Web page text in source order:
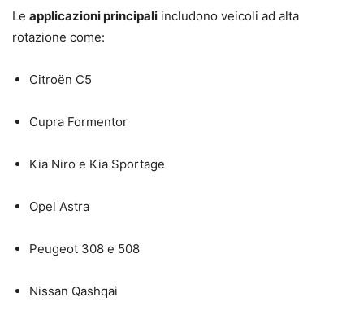
Le applicazioni principali includono veicoli ad alta
rotazione come:
Citroën C5
Cupra Formentor
Kia Niro e Kia Sportage
Opel Astra
Peugeot 308 e 508
Nissan Qashqai